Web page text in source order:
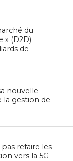
du
» (D2D)
de
nouvelle
gestion de
pas refaire les
vers la 5G